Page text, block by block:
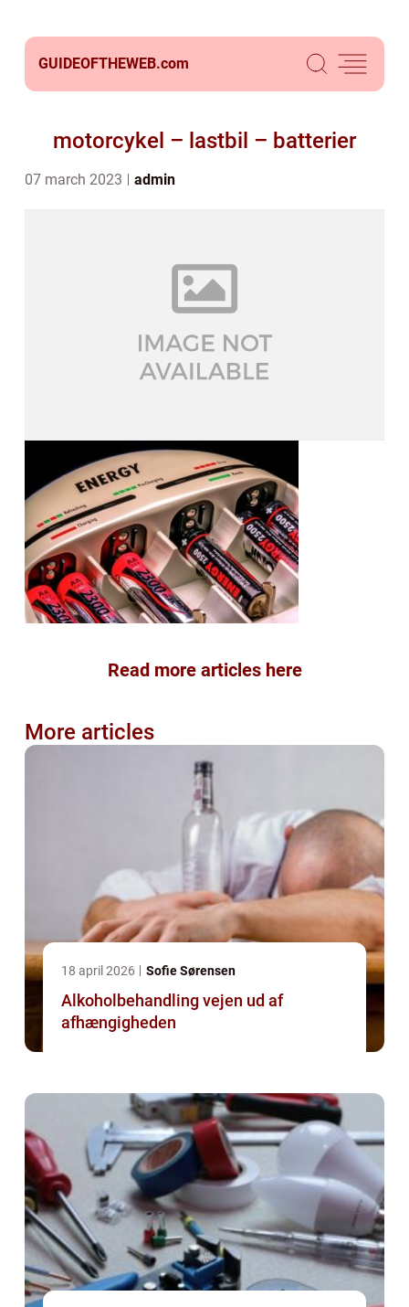
GUIDEOFTHEWEB.com
motorcykel – lastbil – batterier
07 march 2023 admin
Read more articles here
More articles
18 april 2026 Sofie Sørensen
Alkoholbehandling vejen ud af
afhængigheden